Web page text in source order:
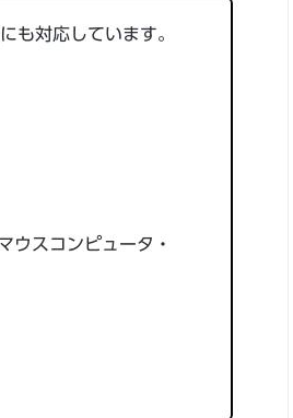
も対応しています。
スコンピュータ・